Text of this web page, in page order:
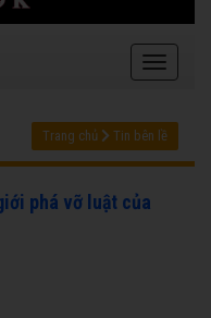
Trang chủ Tin bên lề
phá vỡ luật của